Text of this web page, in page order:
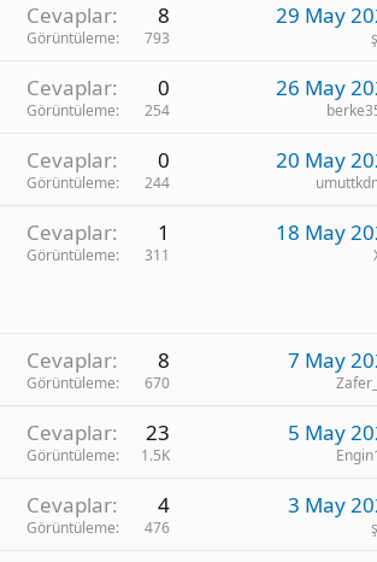
Cevaplar 8
Görüntüleme 793
29 May
Cevaplar 0
Görüntüleme 254
26 May
Cevaplar 0
Görüntüleme 244
20 May
Cevaplar 1
Görüntüleme 311
18 May
Cevaplar 8
Görüntüleme 670
7 May
Cevaplar 23
Görüntüleme 1.5K
5 May
Cevaplar 4
Görüntüleme 476
3 May